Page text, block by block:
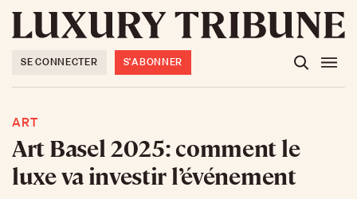
SE CONNECTER S'ABONNER
ART
Art Basel 2025: comment le
luxe va investir l’événement